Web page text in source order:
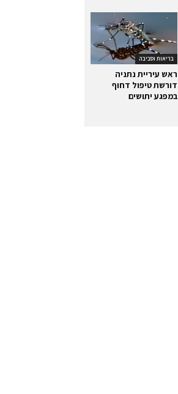
בריאות וסביבה
ראש עיריית נתניה
דורשת טיפול דחוף
במפגע יתושים